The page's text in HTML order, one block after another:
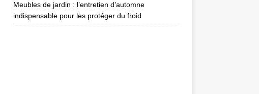
Meubles de jardin : l’entretien d’automne
indispensable pour les protéger du froid